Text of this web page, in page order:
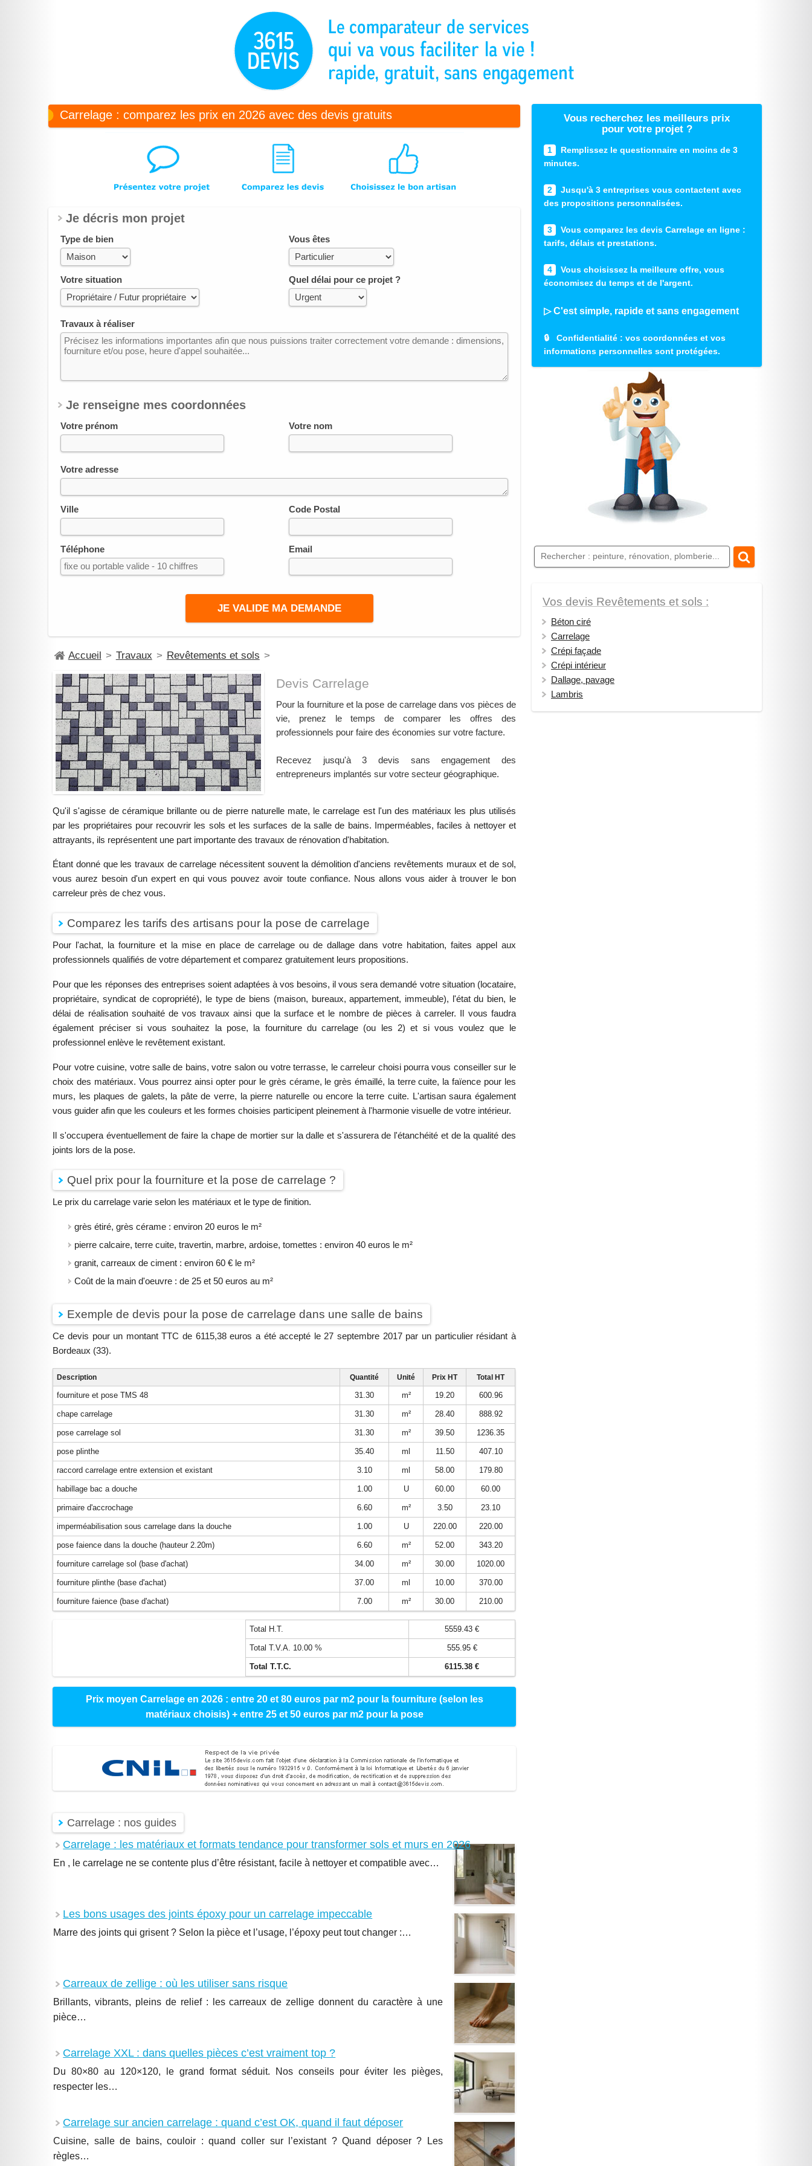
Carrelage : comparez les prix en 2026 avec des devis gratuits
Je décris mon projet
Type de bien Vous êtes
Votre situation Quel délai pour ce projet ?
Travaux à réaliser
Je renseigne mes coordonnées
Votre prénom Votre nom
Votre adresse
Ville Code Postal
Téléphone Email
Accueil > Travaux > Revêtements et sols >
Devis Carrelage
Pour la fourniture et la pose de carrelage dans vos pièces de
vie, prenez le temps de comparer les offres des
professionnels pour faire des économies sur votre facture.
Recevez jusqu'à 3 devis sans engagement des
entrepreneurs implantés sur votre secteur géographique.
Qu'il s'agisse de céramique brillante ou de pierre naturelle mate, le carrelage est l'un des matériaux les plus utilisés
par les propriétaires pour recouvrir les sols et les surfaces de la salle de bains. Imperméables, faciles à nettoyer et
attrayants, ils représentent une part importante des travaux de rénovation d'habitation.
Étant donné que les travaux de carrelage nécessitent souvent la démolition d'anciens revêtements muraux et de sol,
vous aurez besoin d'un expert en qui vous pouvez avoir toute confiance. Nous allons vous aider à trouver le bon
carreleur près de chez vous.
Comparez les tarifs des artisans pour la pose de carrelage
Pour l'achat, la fourniture et la mise en place de carrelage ou de dallage dans votre habitation, faites appel aux
professionnels qualifiés de votre département et comparez gratuitement leurs propositions.
Pour que les réponses des entreprises soient adaptées à vos besoins, il vous sera demandé votre situation (locataire,
propriétaire, syndicat de copropriété), le type de biens (maison, bureaux, appartement, immeuble), l'état du bien, le
délai de réalisation souhaité de vos travaux ainsi que la surface et le nombre de pièces à carreler. Il vous faudra
également préciser si vous souhaitez la pose, la fourniture du carrelage (ou les 2) et si vous voulez que le
professionnel enlève le revêtement existant.
Pour votre cuisine, votre salle de bains, votre salon ou votre terrasse, le carreleur choisi pourra vous conseiller sur le
choix des matériaux. Vous pourrez ainsi opter pour le grès cérame, le grès émaillé, la terre cuite, la faïence pour les
murs, les plaques de galets, la pâte de verre, la pierre naturelle ou encore la terre cuite. L'artisan saura également
vous guider afin que les couleurs et les formes choisies participent pleinement à l'harmonie visuelle de votre intérieur.
Il s'occupera éventuellement de faire la chape de mortier sur la dalle et s'assurera de l'étanchéité et de la qualité des
joints lors de la pose.
Quel prix pour la fourniture et la pose de carrelage ?
Le prix du carrelage varie selon les matériaux et le type de finition.
grès étiré, grès cérame : environ 20 euros le m²
pierre calcaire, terre cuite, travertin, marbre, ardoise, tomettes : environ 40 euros le m²
granit, carreaux de ciment : environ 60 € le m²
Coût de la main d'oeuvre : de 25 et 50 euros au m²
Exemple de devis pour la pose de carrelage dans une salle de bains
Ce devis pour un montant TTC de 6115,38 euros a été accepté le 27 septembre 2017 par un particulier résidant à
Bordeaux (33).
Description Quantité Unité Prix HT Total HT
fourniture et pose TMS 48 31.30 m² 19.20 600.96
chape carrelage 31.30 m² 28.40 888.92
pose carrelage sol 31.30 m² 39.50 1236.35
pose plinthe 35.40 ml 11.50 407.10
raccord carrelage entre extension et existant 3.10 ml 58.00 179.80
habillage bac a douche 1.00 U 60.00 60.00
primaire d'accrochage 6.60 m² 3.50 23.10
imperméabilisation sous carrelage dans la douche 1.00 U 220.00 220.00
pose faience dans la douche (hauteur 2.20m) 6.60 m² 52.00 343.20
fourniture carrelage sol (base d'achat) 34.00 m² 30.00 1020.00
fourniture plinthe (base d'achat) 37.00 ml 10.00 370.00
fourniture faience (base d'achat) 7.00 m² 30.00 210.00
Total H.T. 5559.43 €
Total T.V.A. 10.00 % 555.95 €
Total T.T.C. 6115.38 €
Prix moyen Carrelage en 2026 : entre 20 et 80 euros par m2 pour la fourniture (selon les
matériaux choisis) + entre 25 et 50 euros par m2 pour la pose
Carrelage : nos guides
Carrelage : les matériaux et formats tendance pour transformer sols et murs en 2026
En , le carrelage ne se contente plus d’être résistant, facile à nettoyer et compatible avec…
Les bons usages des joints époxy pour un carrelage impeccable
Marre des joints qui grisent ? Selon la pièce et l’usage, l’époxy peut tout changer :…
Carreaux de zellige : où les utiliser sans risque
Brillants, vibrants, pleins de relief : les carreaux de zellige donnent du caractère à une
pièce…
Carrelage XXL : dans quelles pièces c’est vraiment top ?
Du 80×80 au 120×120, le grand format séduit. Nos conseils pour éviter les pièges,
respecter les…
Carrelage sur ancien carrelage : quand c’est OK, quand il faut déposer
Cuisine, salle de bains, couloir : quand coller sur l’existant ? Quand déposer ? Les
règles…
Vous recherchez les meilleurs prix
pour votre projet ?
1
Remplissez le questionnaire en moins de 3
minutes.
2
Jusqu'à 3 entreprises vous contactent avec
des propositions personnalisées.
3
Vous comparez les devis Carrelage en ligne :
tarifs, délais et prestations.
4
Vous choisissez la meilleure offre, vous
économisez du temps et de l'argent.
▷ C'est simple, rapide et sans engagement
🔒 Confidentialité : vos coordonnées et vos
informations personnelles sont protégées.
Vos devis Revêtements et sols :
Béton ciré
Carrelage
Crépi façade
Crépi intérieur
Dallage, pavage
Lambris